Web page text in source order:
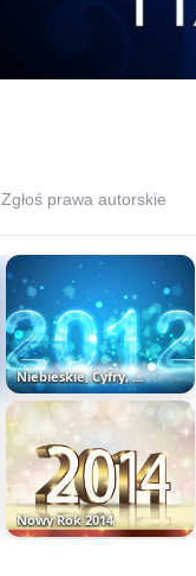
Zgłoś prawa autorskie
Niebieskie, Cyfry, Nowy, Rok
Nowy Rok 2014